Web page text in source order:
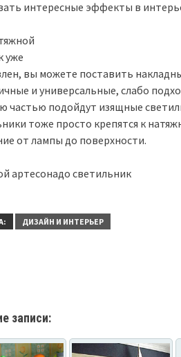
интересные эффекты в
уже
вы можете поставить
и универсальные, слабо
частью подойдут изящные
тоже просто крепятся к
от лампы до поверхности.
артесонадо светильник
ДИЗАЙН И ИНТЕРЬЕР
записи: